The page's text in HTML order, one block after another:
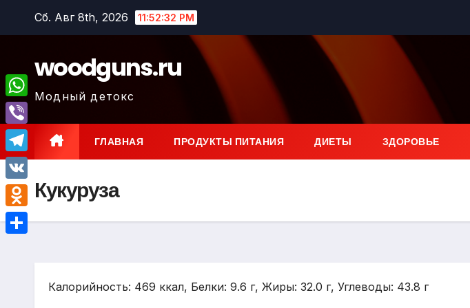
Перейти
Сб. Авг 8th, 2026 11:52:33 PM
woodguns.ru
Модный детокс
ГЛАВНАЯ ПРОДУКТЫ ПИТАНИЯ ДИЕТЫ ЗДОРОВЬЕ
Кукуруза
Калорийность: 469 ккал, Белки: 9.6 г, Жиры: 32.0 г, Углеводы: 43.8 г
W
h
a
t
A
V
i
b
e
T
e
l
e
V
K
O